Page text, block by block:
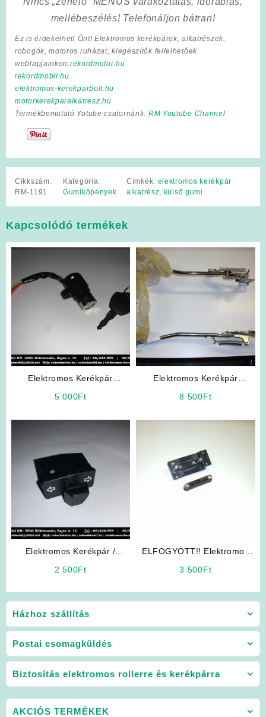
Házhoz szállítás
Postai csomagküldés
Biztosítás elektromos rollerre és kerékpárra
mellébeszélés! Telefonáljon bátran!
Ez is érdekelheti Önt! Elektromos kerékpárok, alkatrészek,
robogók, motoros ruházat, kiegészítők fellelhetőek
weblapjainkon:rekordmotor.hu
rekordmobil.hu
elektromos-kerekparbolt.hu
motorkerekparalkatresz.hu
Termékbemutató Yotube csatornánk: RM Youtube Channel
Cikkszám:
RM-1191
Kategória:
Gumiköpenyek
Címkék: elektromos kerékpár
alkatrész, külső gumi
Kapcsolódó termékek
Elektromos Kerékpár
5 000Ft
Elektromos Kerékpár
8 500Ft
Elektromos Kerékpár /
2 500Ft
ELFOGYOTT!! Elektromos
3 500Ft
AKCIÓS TERMÉKEK